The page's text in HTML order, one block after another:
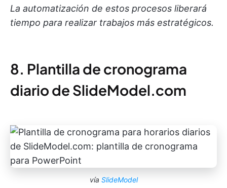
La automatización de estos procesos liberará
tiempo para realizar trabajos más estratégicos.
8. Plantilla de cronograma
diario de SlideModel.com
vía SlideModel